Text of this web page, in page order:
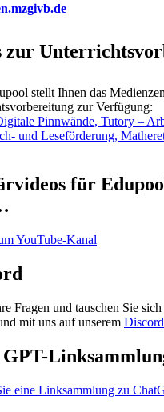
stellt Ihnen das
zur Verfügung:
Pinnwände, Tutory –
und Leseförderung,
für
YouTube-Kanal
Fragen und tauschen Sie
mit uns auf unserem
GPT-
eine Linksammlung zu